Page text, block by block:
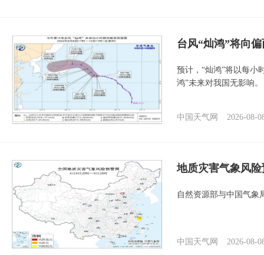
台风“灿鸿”将向
预计，“灿鸿”将以每小
鸿”未来对我国无影响。
中国天气网 2026-08-
地质灾害气象风
自然资源部与中国气象
中国天气网 2026-08-